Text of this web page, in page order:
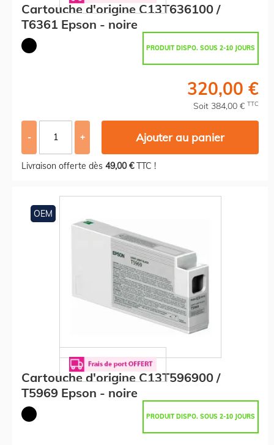
Cartouche d'origine C13T636100 /
T6361 Epson - noire
PRODUIT DISPO. SOUS 2-10 JOURS
320,00 €
Soit 384,00 € TTC
- + Ajouter au panier
Livraison offerte dès 49,00 €TTC !
OEM
Cartouche d'origine C13T596900 /
T5969 Epson - noire
PRODUIT DISPO. SOUS 2-10 JOURS